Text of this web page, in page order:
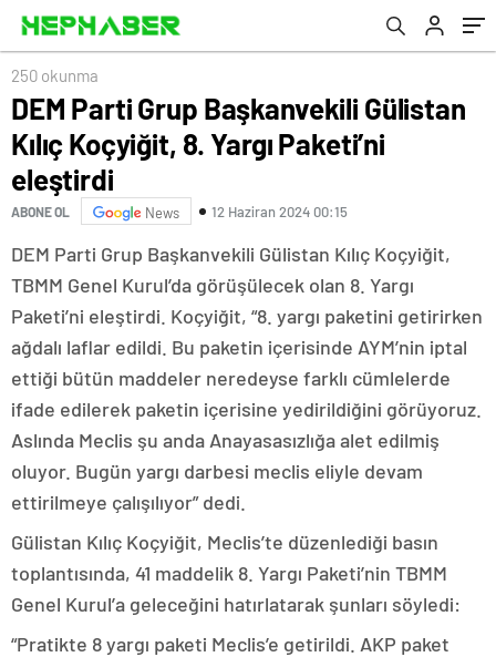
250 okunma
DEM Parti Grup Başkanvekili Gülistan
Kılıç Koçyiğit, 8. Yargı Paketi’ni
eleştirdi
ABONE OL News 12 Haziran 2024 00:15
DEM Parti Grup Başkanvekili Gülistan Kılıç Koçyiğit,
TBMM Genel Kurul’da görüşülecek olan 8. Yargı
Paketi’ni eleştirdi. Koçyiğit, “8. yargı paketini getirirken
ağdalı laflar edildi. Bu paketin içerisinde AYM’nin iptal
ettiği bütün maddeler neredeyse farklı cümlelerde
ifade edilerek paketin içerisine yedirildiğini görüyoruz.
Aslında Meclis şu anda Anayasasızlığa alet edilmiş
oluyor. Bugün yargı darbesi meclis eliyle devam
ettirilmeye çalışılıyor” dedi.
Gülistan Kılıç Koçyiğit, Meclis’te düzenlediği basın
toplantısında, 41 maddelik 8. Yargı Paketi’nin TBMM
Genel Kurul’a geleceğini hatırlatarak şunları söyledi:
“Pratikte 8 yargı paketi Meclis’e getirildi. AKP paket